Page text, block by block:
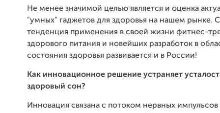
Не менее значимой целью является и оценка
"умных" гаджетов для здоровья на нашем рынке.
тенденция применения в своей жизни фитнес-
здорового питания и новейших разработок в
состояния здоровья развивается и в России!
Как инновационное решение устраняет
здоровый сон?
Инновация связана с потоком нервных импульсов